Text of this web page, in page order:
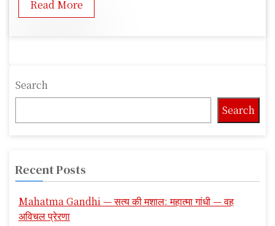
Read More
Search
Search
Recent Posts
Mahatma Gandhi — सत्य की मशाल: महात्मा गांधी — वह
अविचल प्रेरणा